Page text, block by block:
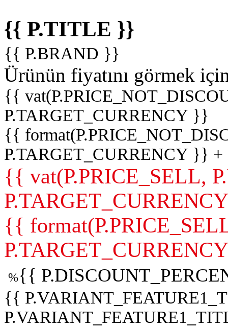
{{ P.TITLE }}
{{ P.BRAND }}
Ürünün fiyatını görmek
{{
P.TARGET_CURRENCY }}
{{
P.TARGET_CURRENCY }}
{{ vat(P.PRICE_SELL,
{{
%{{
{{